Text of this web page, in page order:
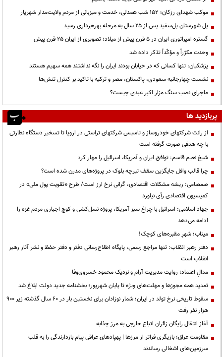
موکب شهدای رزکان؛ ۱۵۲ شب همدلی، خدمت و میزبانی از مردم ولایت‌مدار شهریار
پل شهرستان پل‌سفید پس از ۲۵ سال به مرحله بهره‌برداری رسید
گستره امپراتوری ایران در ۵ قرن پیش از میلاد؛ تصویری از ایران ۲۵ قرن پیش
وحدت مکرّراً و مؤکّداً تذکر داده شد
پزشکیان: تنها کسانی که در خیابان بودند ایران را نگه نداشتند همه سهیم هستند
نشست چهارجانبه سعودی، پاکستان، مصر و ترکیه با تاکید بر کنترل تنش‌ها
ماجرای نصب سنگ مزار اکبر عبدی چیست؟
پربازدید ها
از رانت‌ شرکتهای خودروساز و تاسیس شرکتهای تراستی در اروپا تا تسخیر دستگاه نظارتی
با چه هدفی صورت گرفته است
شیخ نعیم قاسم: توافق ایران و آمریکا، اسرائیل را مهار کرد
چرا قالب وافل جایگزین سقف تیرچه بلوک در پروژه‌های مدرن شده است؟
صمصامی: ریشه مشکلات اقتصادی، گرانی نرخ ارز است/ طرح «تقویت پول ملی» در
کمیسیون اقتصادی رأی نیاورد
جهاد اسلامی: اسرائیل با چراغ سبز آمریکا، پروژه نسل‌کشی و کوچ اجباری مردم غزه را
ادامه می‌دهد
میناب؛ شهرِ مقبره‌های کوچک!
دفتر رهبر انقلاب: تنها مراجع رسمی، پایگاه اطلاع‌رسانی دفتر و دفتر حفظ و نشر آثار رهبر
انقلاب است
مدالِ اعتماد؛ روایت مدیریت آرام و نزدیک محمود خسروی‌وفا
تمدید همه مجوزها و مهلت‌های ویژه تا پایان شهریور؛ بخشنامه جدید دولت ابلاغ شد
سقوط تاریخی نرخ تولد در ایران؛ شمار نوزادان برای نخستین بار در ۶۰ سال گذشته زیر ۹۰۰
هزار نفر رفت
آغاز انتقال رایگان زائران اتباع خارجی به مرز چذابه
مقاومت عراق؛ بازیگری فراتر از مرزها | پهپادهای عراقی پیام بازدارندگی را به قلب
سرزمین‌های اشغالی رساندند